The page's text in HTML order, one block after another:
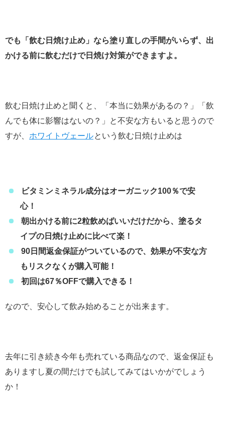
でも「飲む日焼け止め」なら塗り直しの手間がいらず、出
かける前に飲むだけで日焼け対策ができますよ。
飲む日焼け止めと聞くと、「本当に効果があるの？」「飲
んでも体に影響はないの？」と不安な方もいると思うので
すが、 ホワイトヴェールという飲む日焼け止めは
ビタミンミネラル成分はオーガニック100％で安
心！
朝出かける前に2粒飲めばいいだけだから、塗るタ
イプの日焼け止めに比べて楽！
90日間返金保証がついているので、効果が不安な方
もリスクなくが購入可能！
初回は67％OFFで購入できる！
なので、安心して飲み始めることが出来ます。
去年に引き続き今年も売れている商品なので、返金保証も
ありますし夏の間だけでも試してみてはいかがでしょう
か！